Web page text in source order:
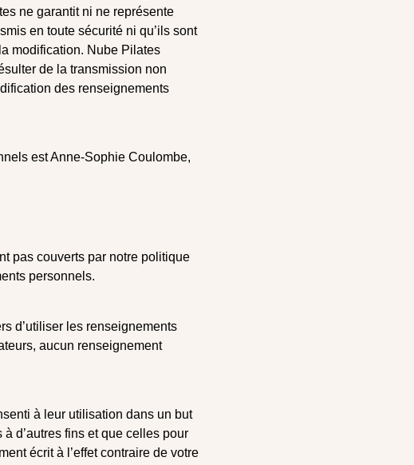
ne garantit ni ne représente
en toute sécurité ni qu’ils sont
modification. Nube Pilates
de la transmission non
des renseignements
est Anne-Sophie Coulombe,
pas couverts par notre politique
personnels.
d’utiliser les renseignements
aucun renseignement
à leur utilisation dans un but
d’autres fins et que celles pour
écrit à l’effet contraire de votre